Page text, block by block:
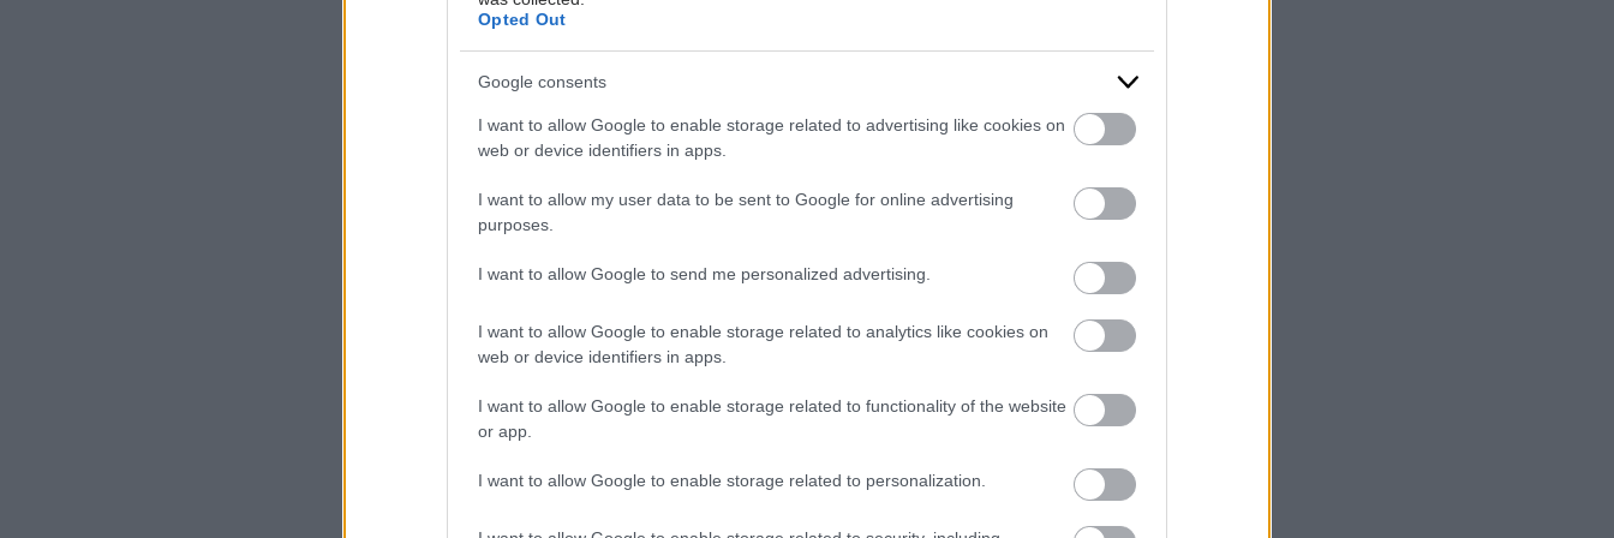
Opted Out
Google consents
I want to allow Google to enable storage related to advertising like cookies on
web or device identifiers in apps.
I want to allow my user data to be sent to Google for online advertising
purposes.
I want to allow Google to send me personalized advertising.
I want to allow Google to enable storage related to analytics like cookies on
web or device identifiers in apps.
I want to allow Google to enable storage related to functionality of the website
or app.
I want to allow Google to enable storage related to personalization.
το ανοσοποιητικό
Πώς τα ανθρώπινα κύτταρα
αναγνωρίζουν την
υπονόμευση της άμυνάς τους